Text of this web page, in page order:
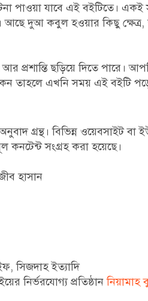
পাওয়া যাবে এই বইটিতে। একই
দুআ কবুল হওয়ার কিছু ক্ষেত্র,
ছড়িয়ে দিতে পারে।
তাহলে এখনি সময় এই বইটি
গ্রন্থ। বিভিন্ন ওয়েবসাইট বা
সংগ্রহ করা হয়েছে।
হাসান
সিজদাহ ইত্যাদি
নির্ভরযোগ্য প্রতিষ্ঠান